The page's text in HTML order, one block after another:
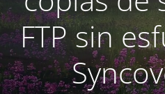
FTP sin